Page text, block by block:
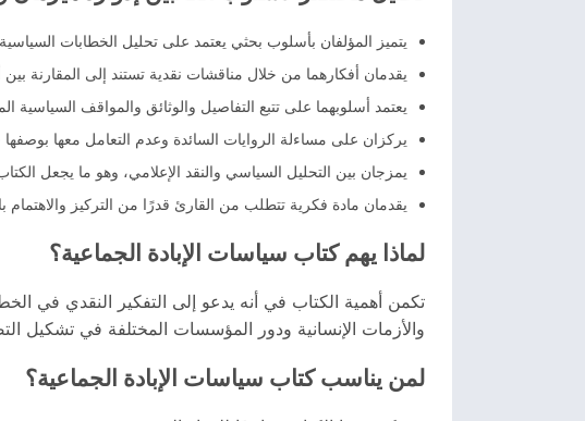
يتميز المؤلفان بأسلوب بحثي يعتمد على تحليل الخطابات
يقدمان أفكارهما من خلال مناقشات نقدية تستند إلى المقارنة
يعتمد أسلوبهما على تتبع التفاصيل والوثائق والمواقف السياسية
يركزان على مساءلة الروايات السائدة وعدم التعامل معها بوصفها
يمزجان بين التحليل السياسي والنقد الإعلامي، وهو ما يجعل
يقدمان مادة فكرية تتطلب من القارئ قدرًا من التركيز والاهتمام
لماذا يهم كتاب سياسات الإبادة الجماعية؟
تكمن أهمية الكتاب في أنه يدعو إلى التفكير النقدي في
والأزمات الإنسانية ودور المؤسسات المختلفة في تشكيل
لمن يناسب كتاب سياسات الإبادة الجماعية؟